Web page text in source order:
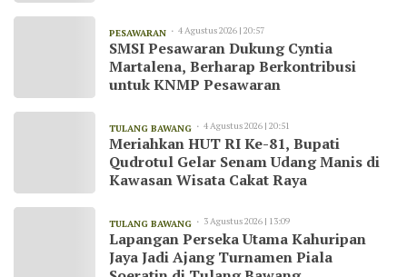
PESAWARAN 4 Agustus 2026 | 20:57
SMSI Pesawaran Dukung Cyntia
Martalena, Berharap Berkontribusi
untuk KNMP Pesawaran
TULANG BAWANG 4 Agustus 2026 | 20:51
Meriahkan HUT RI Ke-81, Bupati
Qudrotul Gelar Senam Udang Manis di
Kawasan Wisata Cakat Raya
TULANG BAWANG 3 Agustus 2026 | 13:09
Lapangan Perseka Utama Kahuripan
Jaya Jadi Ajang Turnamen Piala